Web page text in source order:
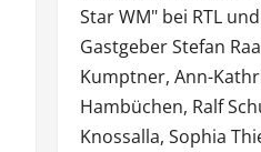
Star WM" bei RTLund
Gastgeber Stefan
Kumptner, Ann-
Hambüchen, Ralf
Knossalla, Sophia